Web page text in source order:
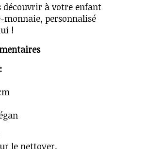
découvrir à votre enfant
monnaie, personnalisé
!
le nettoyer.